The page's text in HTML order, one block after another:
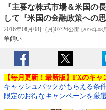
『主要な株式市場＆米国の
して『米国の金融政策への
2016年08月08日(月)07:26公開 [2016年08
羊飼い
【毎月更新！最新版】FXのキャ
キャッシュバックがもらえる条
限定のお得なキャンペーンを厳